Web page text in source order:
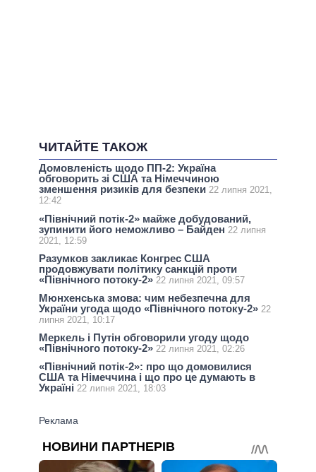
ЧИТАЙТЕ ТАКОЖ
Домовленість щодо ПП-2: Україна
обговорить зі США та Німеччиною
зменшення ризиків для безпеки 22 липня 2021,
12:42
«Північний потік-2» майже добудований,
зупинити його неможливо – Байден 22 липня
2021, 12:59
Разумков закликає Конгрес США
продовжувати політику санкцій проти
«Північного потоку-2» 22 липня 2021, 09:57
Мюнхенська змова: чим небезпечна для
України угода щодо «Північного потоку-2» 22
липня 2021, 10:17
Меркель і Путін обговорили угоду щодо
«Північного потоку-2» 22 липня 2021, 02:26
«Північний потік-2»: про що домовилися
США та Німеччина і що про це думають в
Україні 22 липня 2021, 18:03